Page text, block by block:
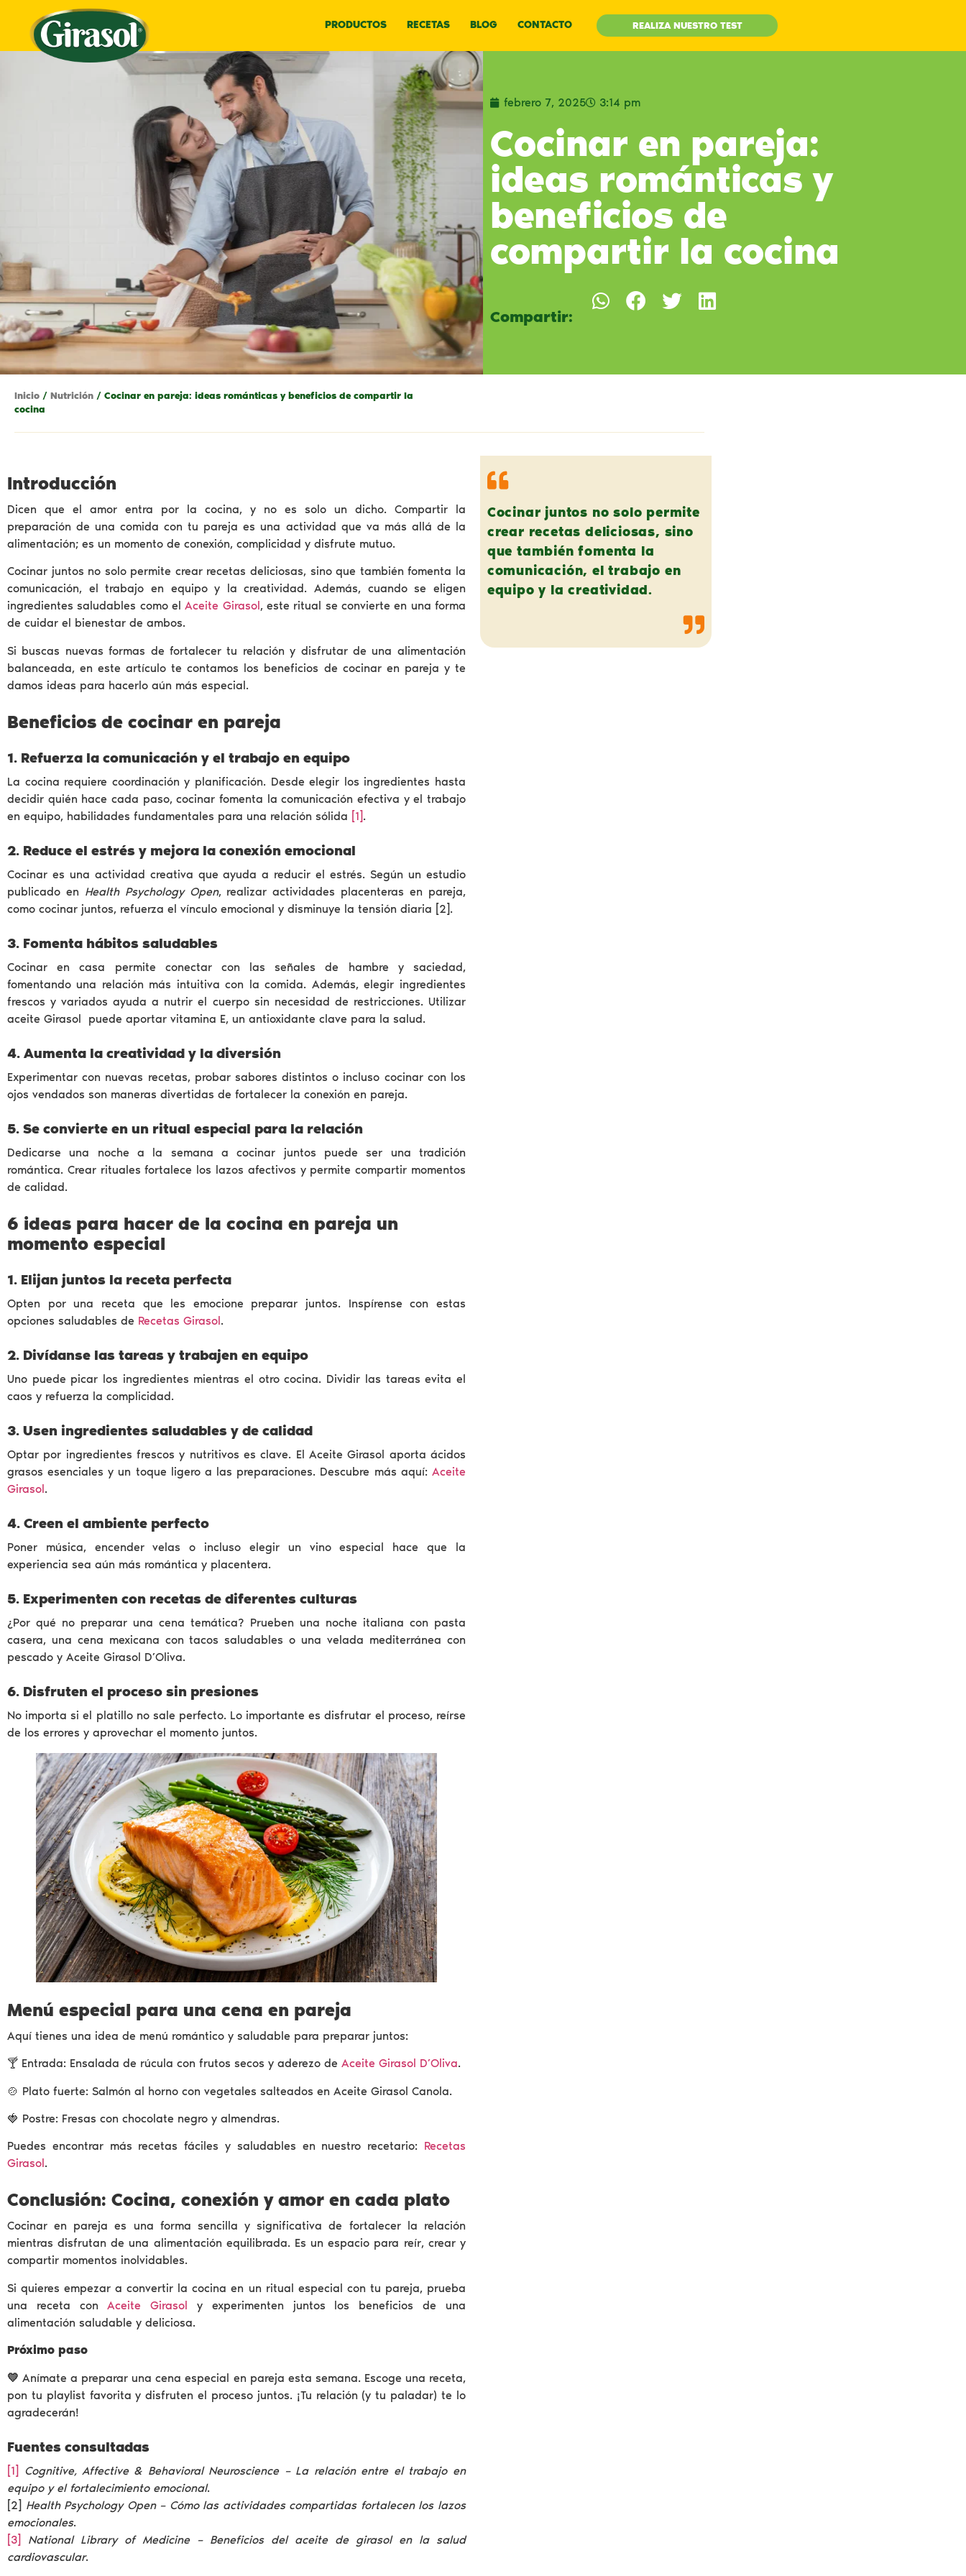
PRODUCTOS RECETAS BLOG CONTACTO REALIZA NUESTRO TEST
febrero 7, 2025 3:14 pm
Cocinar en pareja:
ideas románticas y
beneficios de
compartir la cocina
Compartir:
Inicio / Nutrición / Cocinar en pareja: ideas románticas y beneficios de compartir la
cocina
Introducción
Dicen que el amor entra por la cocina, y no es solo un dicho. Compartir la
preparación de una comida con tu pareja es una actividad que va más allá de la
alimentación; es un momento de conexión, complicidad y disfrute mutuo.
Cocinar juntos no solo permite crear recetas deliciosas, sino que también fomenta la
comunicación, el trabajo en equipo y la creatividad. Además, cuando se eligen
ingredientes saludables como el Aceite Girasol , este ritual se convierte en una forma
de cuidar el bienestar de ambos.
Si buscas nuevas formas de fortalecer tu relación y disfrutar de una alimentación
balanceada, en este artículo te contamos los beneficios de cocinar en pareja y te
damos ideas para hacerlo aún más especial.
Beneficios de cocinar en pareja
1. Refuerza la comunicación y el trabajo en equipo
La cocina requiere coordinación y planificación. Desde elegir los ingredientes hasta
decidir quién hace cada paso, cocinar fomenta la comunicación efectiva y el trabajo
en equipo, habilidades fundamentales para una relación sólida [1].
2. Reduce el estrés y mejora la conexión emocional
Cocinar es una actividad creativa que ayuda a reducir el estrés. Según un estudio
publicado en Health Psychology Open, realizar actividades placenteras en pareja,
como cocinar juntos, refuerza el vínculo emocional y disminuye la tensión diaria [2].
3. Fomenta hábitos saludables
Cocinar en casa permite conectar con las señales de hambre y saciedad,
fomentando una relación más intuitiva con la comida. Además, elegir ingredientes
frescos y variados ayuda a nutrir el cuerpo sin necesidad de restricciones. Utilizar
aceite Girasol puede aportar vitamina E, un antioxidante clave para la salud.
4. Aumenta la creatividad y la diversión
Experimentar con nuevas recetas, probar sabores distintos o incluso cocinar con los
ojos vendados son maneras divertidas de fortalecer la conexión en pareja.
5. Se convierte en un ritual especial para la relación
Dedicarse una noche a la semana a cocinar juntos puede ser una tradición
romántica. Crear rituales fortalece los lazos afectivos y permite compartir momentos
de calidad.
6 ideas para hacer de la cocina en pareja un
momento especial
1. Elijan juntos la receta perfecta
Opten por una receta que les emocione preparar juntos. Inspírense con estas
opciones saludables de Recetas Girasol.
2. Divídanse las tareas y trabajen en equipo
Uno puede picar los ingredientes mientras el otro cocina. Dividir las tareas evita el
caos y refuerza la complicidad.
3. Usen ingredientes saludables y de calidad
Optar por ingredientes frescos y nutritivos es clave. El Aceite Girasol aporta ácidos
grasos esenciales y un toque ligero a las preparaciones. Descubre más aquí: Aceite
Girasol.
4. Creen el ambiente perfecto
Poner música, encender velas o incluso elegir un vino especial hace que la
experiencia sea aún más romántica y placentera.
5. Experimenten con recetas de diferentes culturas
¿Por qué no preparar una cena temática? Prueben una noche italiana con pasta
casera, una cena mexicana con tacos saludables o una velada mediterránea con
pescado y Aceite Girasol D’Oliva.
6. Disfruten el proceso sin presiones
No importa si el platillo no sale perfecto. Lo importante es disfrutar el proceso, reírse
de los errores y aprovechar el momento juntos.
Menú especial para una cena en pareja
Aquí tienes una idea de menú romántico y saludable para preparar juntos:
🍸 Entrada: Ensalada de rúcula con frutos secos y aderezo de Aceite Girasol D’Oliva.
🍲 Plato fuerte: Salmón al horno con vegetales salteados en Aceite Girasol Canola.
🍓 Postre: Fresas con chocolate negro y almendras.
Puedes encontrar más recetas fáciles y saludables en nuestro recetario: Recetas
Girasol .
Conclusión: Cocina, conexión y amor en cada plato
Cocinar en pareja es una forma sencilla y significativa de fortalecer la relación
mientras disfrutan de una alimentación equilibrada. Es un espacio para reír, crear y
compartir momentos inolvidables.
Si quieres empezar a convertir la cocina en un ritual especial con tu pareja, prueba
una receta con Aceite Girasol y experimenten juntos los beneficios de una
alimentación saludable y deliciosa.
Próximo paso
💛 Anímate a preparar una cena especial en pareja esta semana. Escoge una receta,
pon tu playlist favorita y disfruten el proceso juntos. ¡Tu relación (y tu paladar) te lo
agradecerán!
Fuentes consultadas
[1] Cognitive, Affective & Behavioral Neuroscience – La relación entre el trabajo en
equipo y el fortalecimiento emocional.
[2] Health Psychology Open – Cómo las actividades compartidas fortalecen los lazos
emocionales.
[3]
National Library of Medicine – Beneficios del aceite de girasol en la salud
cardiovascular.
Cocinar juntos no solo permite
crear recetas deliciosas, sino
que también fomenta la
comunicación, el trabajo en
equipo y la creatividad.